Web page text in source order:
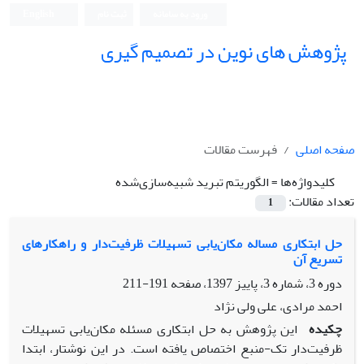
پژوهش های نوین در تصمیم گیری
صفحه اصلی
فهرست مقالات
کلیدواژه‌ها =الگوریتم تبرید شبیه‌سازی‌شده
تعداد مقالات:
1
حل ابتکاری مساله مکان‌یابی تسهیلات ظرفیت‌دار و راهکارهای
تسریع آن
دوره 3، شماره 3، پاییز 1397، صفحه
191-211
احمد مرادی، علی ولی نژاد
چکیده این پژوهش به حل ابتکاری مسئله مکان‌یابی تسهیلات
ظرفیت‌دار تک-منبع اختصاص یافته است. در این نوشتار، ابتدا